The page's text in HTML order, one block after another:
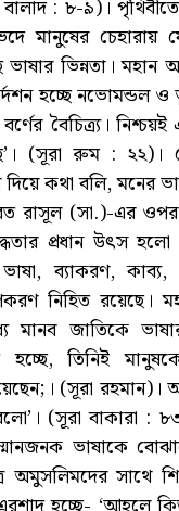
বালাদ : ৮-৯)।
মানুষের চেহারায়
ভাষার ভিন্নতা।
হচ্ছে নভোমন্ডল
বৈচিত্র্য।
(সূরা রুম :
কথা বলি, মনের
রাসূল (সা.)-এর
প্রধান উৎস
ব্যাকরণ, কাব্য,
নিহিত রয়েছে।
মানব জাতিকে
হচ্ছে, তিনিই
(সূরা
(সূরা বাকারা :
ভাষাকে
অমুসলিমদের সাথে